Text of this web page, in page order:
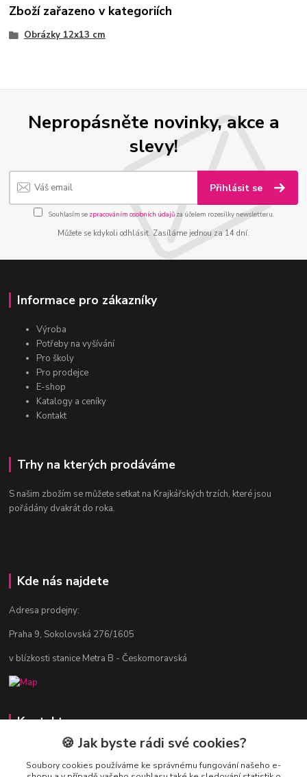
Zboží zařazeno v kategoriích
Obrázky 12x13 cm
Nepropásněte novinky, akce a
slevy!
Přihlásit se
Souhlasím se zpracováním osobních údajůza účelem rozesílky newsletteru.
Můžete se kdykoli odhlásit. Zasíláme jednou za 14 dní.
Informace pro zákazníky
Výroba
Potřeby na vyšívání
Pro školy
Pro prodejce
E-shop
Katalogy a ceníky
Kontakt
Trhy na kterých prodáváme
S našim zbožím se můžete setkat na Krajkářských trzích, které jsou
pořádány dvakrát do roka.
Kde nás najdete
Adresa prodejny:
Praha 9, Sokolovská 276/1605
v blízkosti stanice Metra B - Českomoravská
Kontakty
Jitka Vlasáková
281 916 793
🍪 Jak byste rádi své cookies?
Soubory cookies používáme ke správnému fungování našeho e-